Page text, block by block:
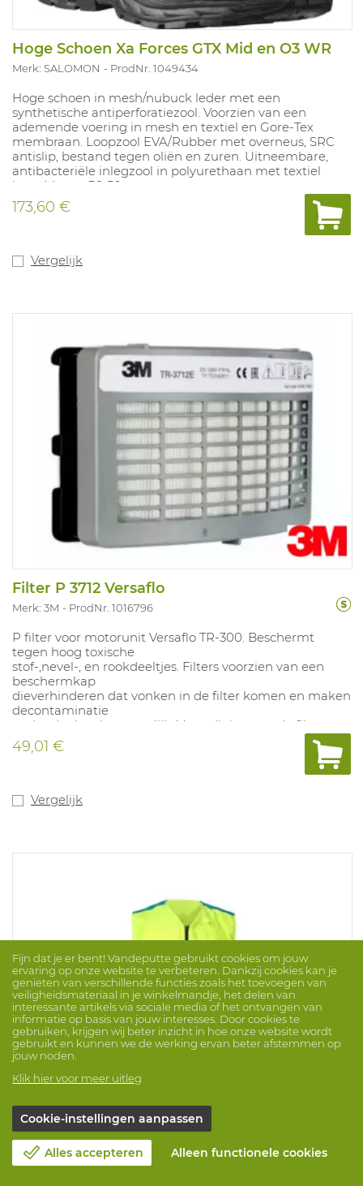
Hoge Schoen Xa Forces GTX Mid en O3 WR
Merk: SALOMON ProdNr. 1049434
Hoge schoen in mesh/nubuck leder met een
synthetische antiperforatiezool. Voorzien van een
ademende voering in mesh en textiel en Gore-Tex
membraan. Loopzool EVA/Rubber met overneus, SRC
antislip, bestand tegen oliën en zuren. Uitneembare,
antibacteriële inlegzool in polyurethaan met textiel
laag. Maten: 36-50.
173,60 €
Vergelijk
Filter P 3712 Versaflo
Merk: 3M ProdNr. 1016796
P filter voor motorunit Versaflo TR-300. Beschermt
tegen hoog toxische
stof-,nevel-, en rookdeeltjes. Filters voorzien van een
beschermkap
dieverhinderen dat vonken in de filter komen en maken
decontaminatie
onder de douche mogelijk. Verzadiging van de filter
enkel te detecteren
door een verhoging van (inadem-)weerstand, motorunit
49,01 €
Vergelijk
Kazuifel Ambu Sirona 13552
Merk: VAN HEURCK ProdNr. 1049874
Fijn dat je er bent! Vandeputte gebruikt cookies om jouw
ervaring op onze website te verbeteren. Dankzij cookies kan je
genieten van verschillende functies zoals het toevoegen van
veiligheidsmateriaal in je winkelmandje, het delen van
interessante artikels via sociale media of het ontvangen van
informatie op basis van jouw interesses. Door cookies te
gebruiken, krijgen wij beter inzicht in hoe onze website wordt
gebruikt en kunnen we de werking ervan beter afstemmen op
jouw noden.
Klik hier voor meer uitleg
Cookie-instellingen aanpassen
Alles accepteren Alleen functionele cookies